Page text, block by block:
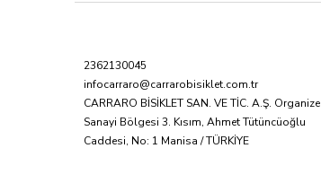
2362130045
infocarraro@carrarobisiklet.com.tr
CARRARO BİSİKLET SAN. VE TİC. A.Ş. Organize
Sanayi Bölgesi 3. Kısım, Ahmet Tütüncüoğlu
Caddesi, No: 1 Manisa / TÜRKİYE